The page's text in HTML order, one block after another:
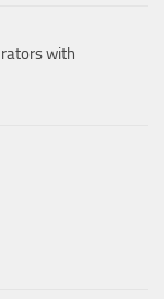
with